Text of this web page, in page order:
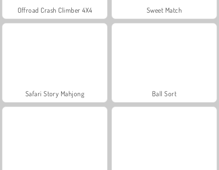
Offroad Crash Climber 4X4 Sweet Match
Safari Story Mahjong Ball Sort